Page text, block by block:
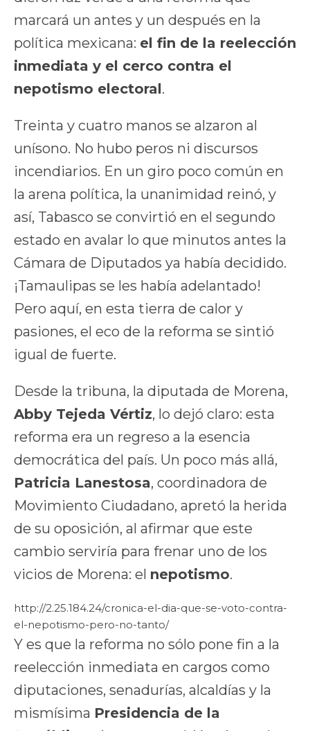
marcará un antes y un después en la
política mexicana: el fin de la reelección
inmediata y el cerco contra el
nepotismo electoral.
Treinta y cuatro manos se alzaron al
unísono. No hubo peros ni discursos
incendiarios. En un giro poco común en
la arena política, la unanimidad reinó, y
así, Tabasco se convirtió en el segundo
estado en avalar lo que minutos antes la
Cámara de Diputados ya había decidido.
¡Tamaulipas se les había adelantado!
Pero aquí, en esta tierra de calor y
pasiones, el eco de la reforma se sintió
igual de fuerte.
Desde la tribuna, la diputada de Morena,
Abby Tejeda Vértiz, lo dejó claro: esta
reforma era un regreso a la esencia
democrática del país. Un poco más allá,
Patricia Lanestosa, coordinadora de
Movimiento Ciudadano, apretó la herida
de su oposición, al afirmar que este
cambio serviría para frenar uno de los
vicios de Morena: el nepotismo.
http://2.25.184.24/cronica-el-dia-que-se-voto-contra-
el-nepotismo-pero-no-tanto/
Y es que la reforma no sólo pone fin a la
reelección inmediata en cargos como
diputaciones, senadurías, alcaldías y la
mismísima Presidencia de la